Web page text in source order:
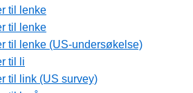
til lenke
til lenke
til lenke (US-undersøkelse)
til li
til link (US survey)